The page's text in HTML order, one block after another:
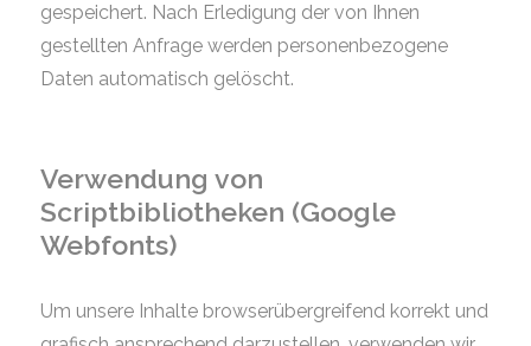
gespeichert. Nach Erledigung der von Ihnen
gestellten Anfrage werden personenbezogene
Daten automatisch gelöscht.
Verwendung von
Scriptbibliotheken (Google
Webfonts)
Um unsere Inhalte browserübergreifend korrekt und